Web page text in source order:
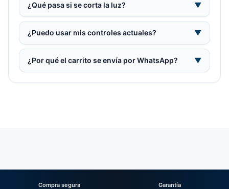
¿Qué pasa si se corta la luz? ▼
¿Puedo usar mis controles actuales? ▼
¿Por qué el carrito se envía por WhatsApp? ▼
Compra segura Garantía